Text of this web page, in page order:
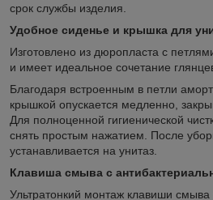
срок службы изделия.
Удобное сиденье и крышка для
Изготовлено из дюропласта с
и имеет идеальное сочетание
Благодаря встроенным в петли
крышкой опускается медленно,
Для полноценной гигиенической
снять простым нажатием. После
устанавливается на унитаз.
Клавиша смыва с
Ультратонкий монтаж клавиши